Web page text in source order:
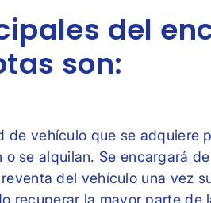
del
son:
vehículo que se adquiere
se alquilan. Se encargará
del vehículo una vez
recuperar la mayor parte de